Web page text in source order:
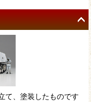
て、塗装したものです